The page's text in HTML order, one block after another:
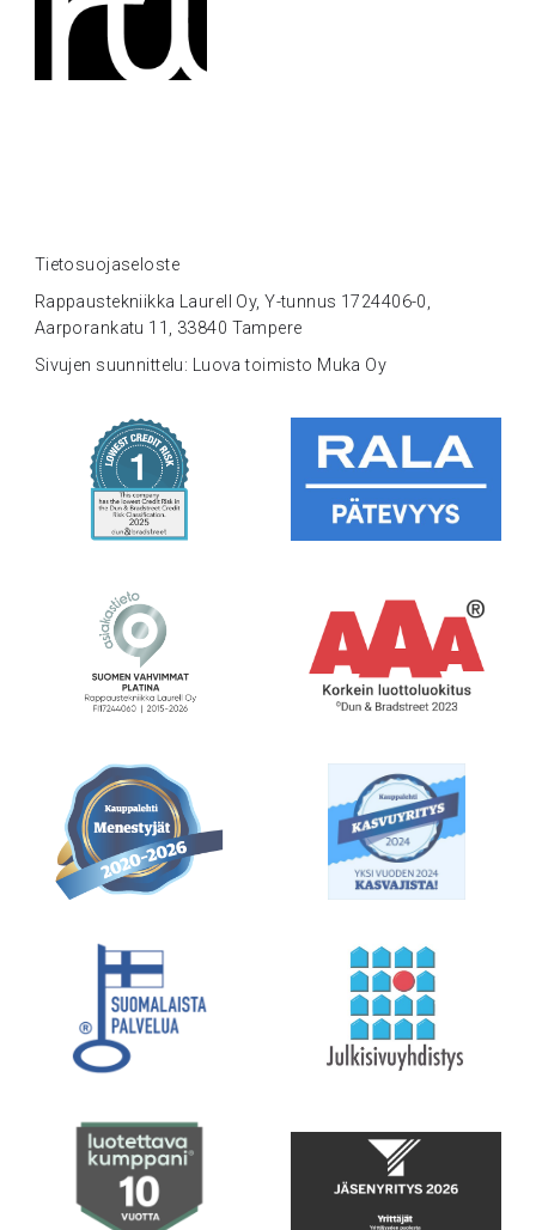
Tietosuojaseloste
Rappaustekniikka Laurell Oy, Y-tunnus 1724406-0,
Aarporankatu 11, 33840 Tampere
Sivujen suunnittelu: Luova toimisto Muka Oy